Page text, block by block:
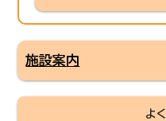
施設案内
よ